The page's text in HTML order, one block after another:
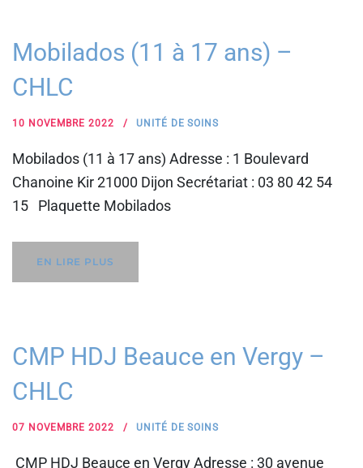
Mobilados (11 à 17 ans) –
CHLC
10 NOVEMBRE 2022 UNITÉ DE SOINS
Mobilados (11 à 17 ans) Adresse : 1 Boulevard
Chanoine Kir 21000 Dijon Secrétariat : 03 80 42 54
15 Plaquette Mobilados
EN LIRE PLUS
CMP HDJ Beauce en Vergy –
CHLC
07 NOVEMBRE 2022 UNITÉ DE SOINS
CMP HDJ Beauce en Vergy Adresse : 30 avenue